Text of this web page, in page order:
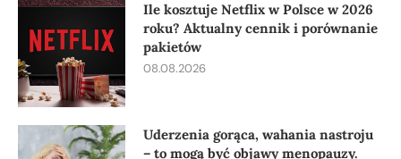
Ile kosztuje Netflix w Polsce w 2026
roku? Aktualny cennik i porównanie
pakietów
08.08.2026
Uderzenia gorąca, wahania nastroju
– to mogą być objawy menopauzy.